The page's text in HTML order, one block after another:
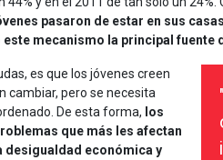
pasaron de estar en sus
mecanismo la principal fuente
es que los jóvenes creen
cambiar, pero se necesita
De esta forma, los
que más les afectan
desigualdad económica y